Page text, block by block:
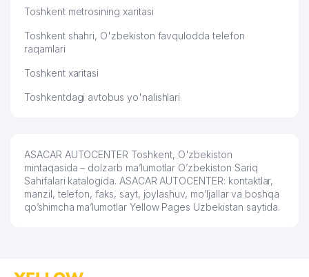
Toshkent metrosining xaritasi
Toshkent shahri, O'zbekiston favqulodda telefon
raqamlari
Toshkent xaritasi
Toshkentdagi avtobus yo'nalishlari
ASACAR AUTOCENTER Toshkent, O'zbekiston
mintaqasida – dolzarb ma’lumotlar O’zbekiston Sariq
Sahifalari katalogida. ASACAR AUTOCENTER: kontaktlar,
manzil, telefon, faks, sayt, joylashuv, mo’ljallar va boshqa
qo’shimcha ma’lumotlar Yellow Pages Uzbekistan saytida.